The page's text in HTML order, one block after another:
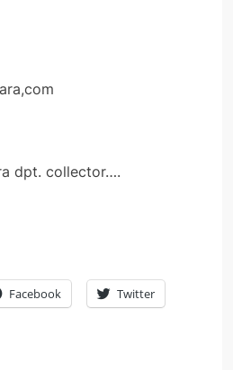
dpt. collector….
Facebook Twitter